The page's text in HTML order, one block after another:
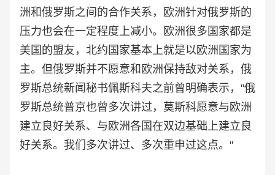
洲和俄罗斯之间的合作关系，欧洲针对俄罗斯的
压力也会在一定程度上减小。欧洲很多国家都是
美国的盟友，北约国家基本上就是以欧洲国家为
主。但俄罗斯并不愿意和欧洲保持敌对关系，俄
罗斯总统新闻秘书佩斯科夫之前曾明确表示，"俄
罗斯总统普京也曾多次讲过，莫斯科愿意与欧洲
建立良好关系、与欧洲各国在双边基础上建立良
好关系。我们多次讲过、多次重申过这点。"